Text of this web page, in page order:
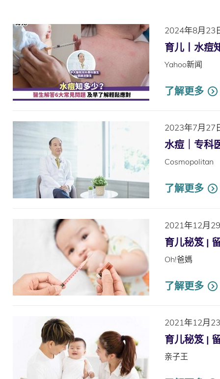
2024年8月23
育儿丨水痘
Yahoo新闻
了解更多
2023年7月27
水痘｜专科
Cosmopolitan
了解更多
2021年12月
育儿秘笈 |
Oh!爸媽
了解更多
2021年12月
育儿秘笈 |
亲子王